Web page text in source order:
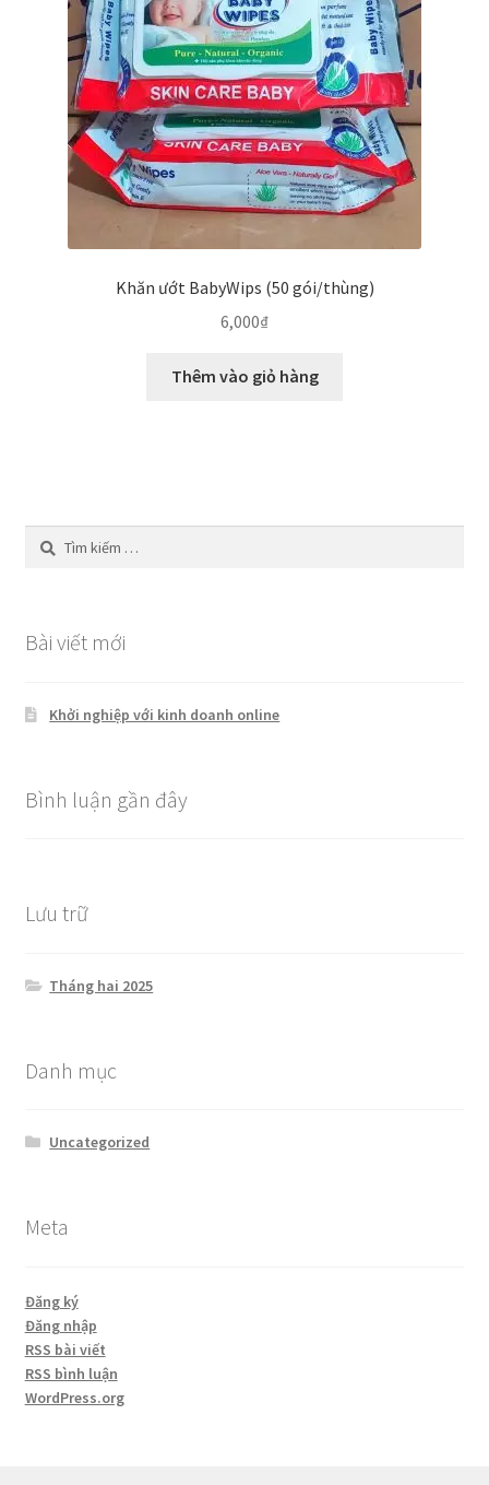
Khăn ướt BabyWips (50 gói/thùng)
6,000₫
Thêm vào giỏ hàng
Tìm
kiếm
Bài viết mới
Khởi nghiệp với kinh doanh online
Bình luận gần đây
Lưu trữ
Tháng hai 2025
Danh mục
Uncategorized
Meta
Đăng ký
Đăng nhập
RSS bài viết
RSS bình luận
WordPress.org